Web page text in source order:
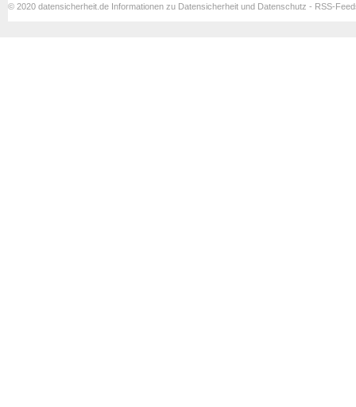
© 2020 datensicherheit.de Informationen zu Datensicherheit und Datenschutz - RSS-